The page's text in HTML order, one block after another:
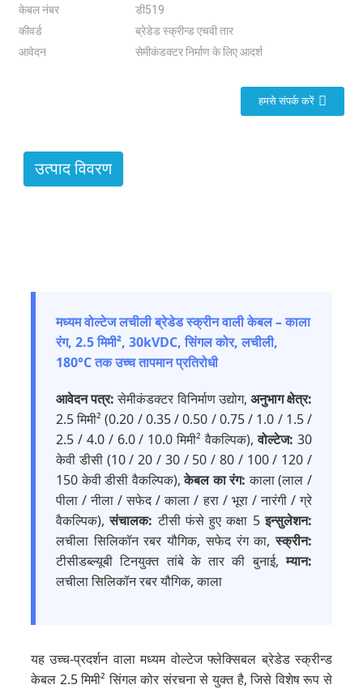
केबल नंबर
डी519
कीवर्ड
ब्रेडेड स्क्रीन्ड एचवी तार
आवेदन
सेमीकंडक्टर निर्माण के लिए आदर्श
हमसे संपर्क करें
उत्पाद विवरण
मध्यम वोल्टेज लचीली ब्रेडेड स्क्रीन वाली केबल – काला
रंग, 2.5 मिमी², 30kVDC, सिंगल कोर, लचीली,
180°C तक उच्च तापमान प्रतिरोधी
आवेदन पत्र:सेमीकंडक्टर विनिर्माण उद्योग, अनुभाग क्षेत्र:
2.5 मिमी² (0.20 / 0.35 / 0.50 / 0.75 / 1.0 / 1.5 /
2.5 / 4.0 / 6.0 / 10.0 मिमी² वैकल्पिक),वोल्टेज: 30
केवी डीसी (10 / 20 / 30 / 50 / 80 / 100 / 120 /
150 केवी डीसी वैकल्पिक),केबल का रंग: काला (लाल /
पीला / नीला / सफेद / काला / हरा / भूरा / नारंगी / ग्रे
वैकल्पिक),संचालक: टीसी फंसे हुए कक्षा 5इन्सुलेशन:
लचीला सिलिकॉन रबर यौगिक, सफेद रंग का,स्क्रीन:
टीसीडब्ल्यूबी टिनयुक्त तांबे के तार की बुनाई,म्यान:
लचीला सिलिकॉन रबर यौगिक, काला
यह उच्च-प्रदर्शन वाला मध्यम वोल्टेज फ्लेक्सिबल ब्रेडेड स्क्रीन्ड
केबल 2.5 मिमी² सिंगल कोर संरचना से युक्त है, जिसे विशेष रूप से